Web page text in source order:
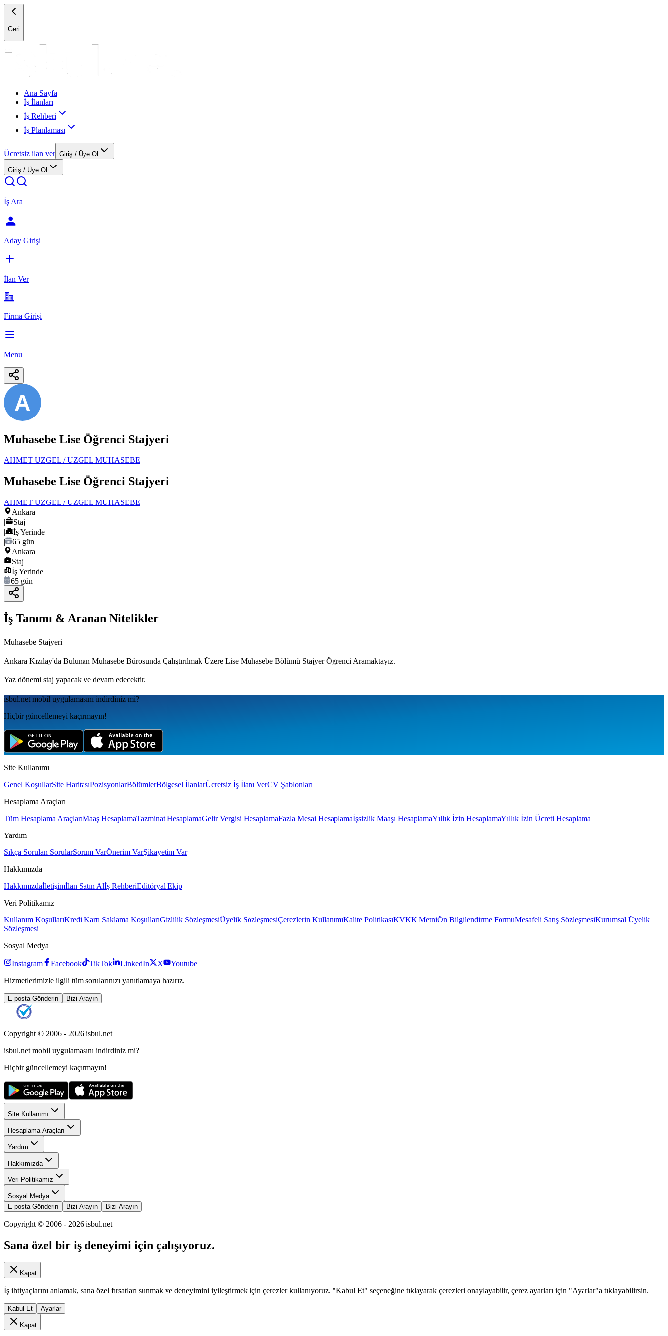
Geri
Ana Sayfa
İş İlanları
İş Rehberi
İş Planlaması
Ücretsiz ilan ver Giriş / Üye Ol
Giriş / Üye Ol
İş Ara
Aday Girişi
İlan Ver
Firma Girişi
Menu
A
Muhasebe Lise Öğrenci Stajyeri
AHMET UZGEL / UZGEL MUHASEBE
Muhasebe Lise Öğrenci Stajyeri
AHMET UZGEL / UZGEL MUHASEBE
Ankara
|
Staj
|
İş Yerinde
|
65 gün
Ankara
Staj
İş Yerinde
65 gün
İş Tanımı & Aranan Nitelikler
Muhasebe Stajyeri
Ankara Kızılay'da Bulunan Muhasebe Bürosunda Çalıştırılmak Üzere Lise Muhasebe Bölümü Stajyer Ögrenci Aramaktayız.
Yaz dönemi staj yapacak ve devam edecektir.
isbul.net mobil uygulamаsını indirdiniz mi?
Hiçbir güncellemeyi kaçırmayın!
Site Kullanımı
Genel KoşullarSite HaritasıPozisyonlarBölümlerBölgesel İlanlarÜcretsiz İş İlanı VerCV Şablonları
Hesaplama Araçları
Tüm Hesaplama AraçlarıMaaş HesaplamaTazminat HesaplamaGelir Vergisi HesaplamaFazla Mesai Hesaplamaİşsizlik Maaşı HesaplamaYıllık İzin HesaplamaYıllık İzin Ücreti Hesaplama
Yardım
Sıkça Sorulan SorularSorum VarÖnerim VarŞikayetim Var
Hakkımızda
Hakkımızdaİletişimİlan Satın Alİş RehberiEditöryal Ekip
Veri Politikamız
Kullanım KoşullarıKredi Kartı Saklama KoşullarıGizlilik SözleşmesiÜyelik SözleşmesiÇerezlerin KullanımıKalite PolitikasıKVKK MetniÖn Bilgilendirme FormuMesafeli Satış SözleşmesiKurumsal Üyelik
Sözleşmesi
Sosyal Medya
Instagram Facebook TikTok LinkedIn X
Youtube
Hizmetlerimizle ilgili tüm sorularınızı yanıtlamaya hazırız.
E-posta Gönderin Bizi Arayın
Copyright © 2006 - 2026 isbul.net
isbul.net mobil uygulamasını indirdiniz mi?
Hiçbir güncellemeyi kaçırmayın!
Site Kullanımı
Hesaplama Araçları
Yardım
Hakkımızda
Veri Politikamız
Sosyal Medya
E-posta Gönderin
Bizi Arayın Bizi Arayın
Copyright © 2006 - 2026 isbul.net
Sana özel bir iş deneyimi için çalışıyoruz.
Kapat
İş ihtiyaçlarını anlamak, sana özel fırsatları sunmak ve deneyimini iyileştirmek için çerezler kullanıyoruz. "Kabul Et" seçeneğine tıklayarak çerezleri onaylayabilir, çerez ayarları için "Ayarlar"a tıklayabilirsin.
Kabul Et Ayarlar
Kapat